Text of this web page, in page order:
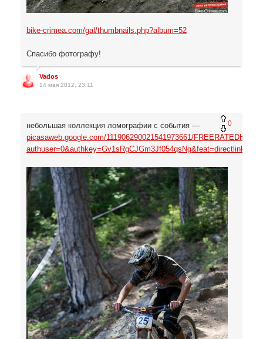
bike-crimea.com/gal/thumbnails.php?album=52
Спасибо фотографу!
Vados
14 мая 2012, 23:11
0
небольшая коллекция ломографии с события —
picasaweb.google.com/111906290021541973661/
authuser=0&authkey=Gv1sRgCJGm3Jf054qsNg&feat=directlink